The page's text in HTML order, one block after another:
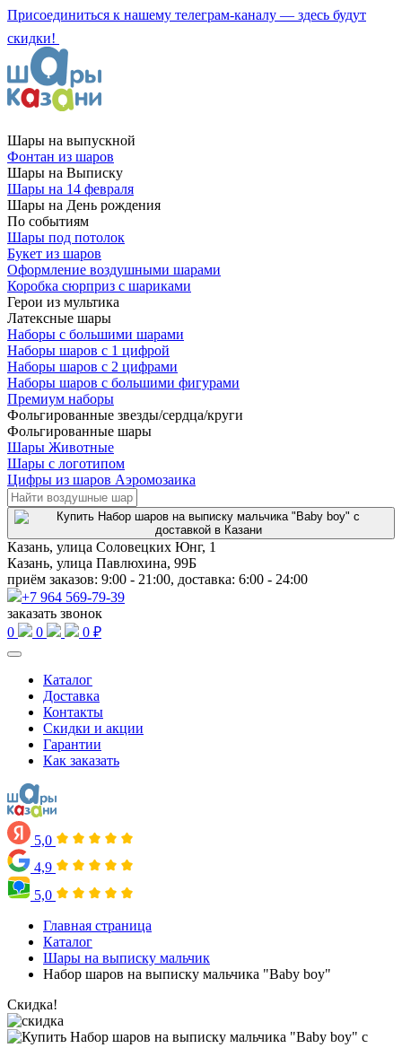
Присоединиться к нашему телеграм-каналу — здесь будут
скидки!
Шары на выпускной
Фонтан из шаров
Шары на Выписку
Шары на 14 февраля
Шары на День рождения
По событиям
Шары под потолок
Букет из шаров
Оформление воздушными шарами
Коробка сюрприз с шариками
Герои из мультика
Латексные шары
Наборы с большими шарами
Наборы шаров с 1 цифрой
Наборы шаров с 2 цифрами
Наборы шаров с большими фигурами
Премиум наборы
Фольгированные звезды/сердца/круги
Фольгированные шары
Шары Животные
Шары с логотипом
Цифры из шаров Аэромозаика
Казань, улица Соловецких Юнг, 1
Казань, улица Павлюхина, 99Б
приём заказов: 9:00 - 21:00, доставка: 6:00 - 24:00
+7 964 569-79-39
заказать звонок
0
0 0 ₽
Каталог
Доставка
Контакты
Скидки и акции
Гарантии
Как заказать
5,0
4,9
5,0
Главная страница
Каталог
Шары на выписку мальчик
Набор шаров на выписку мальчика "Baby boy"
Скидка!